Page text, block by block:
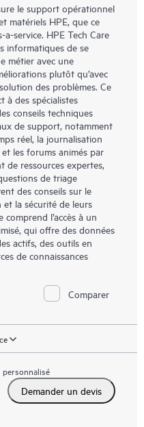
le support opérationnel
matériels HPE, que ce
service. HPE Tech Care
informatiques de se
métier avec une
plutôt qu’avec
des problèmes. Ce
à des spécialistes
conseils techniques
de support, notamment
réel, la journalisation
les forums animés par
de ressources expertes,
de triage
des conseils sur le
la sécurité de leurs
l’accès à un
qui offre des données
actifs, des outils en
de connaissances
Comparer
personnalisé
Demander un devis